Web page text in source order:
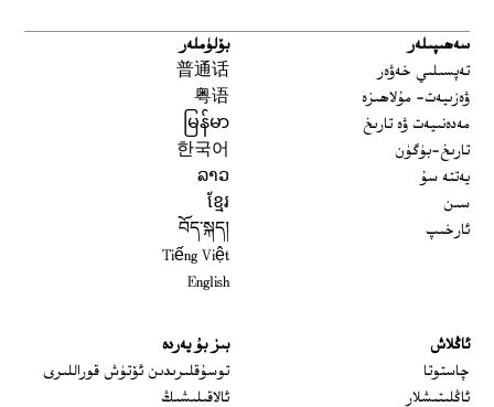
سەھىپىلەر
تەپسىلىي خەۋەر
ۋەزىيەت- مۇلاھىزە
مەدەنىيەت ۋە تارىخ
تارىخ-بۈگۈن
يەتتە سۇ
سىن
ئارخىپ
بۆلۈملەر
普通话
粤语
မြန်မာ
한국어
ລາວ
ខ្មែរ
བོད་སྐད།
Tiếng Việt
English
ئاڭلاش
چاستوتا
ئاڭلىتىشلار
بىز بۇ يەردە
توسۇقلىرىدىن ئۆتۈش قوراللىرى
ئالاقىلىشىڭ